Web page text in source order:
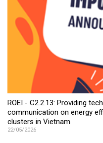
ROEI - C2.2.13: Providing
communication on energy
clusters in Vietnam
22/05/2026